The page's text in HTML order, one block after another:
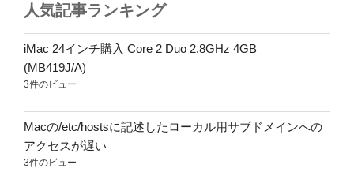
人気記事ランキング
iMac 24インチ購入 Core 2 Duo 2.8GHz 4GB
(MB419J/A)
3件のビュー
Macの/etc/hostsに記述したローカル用サブドメインへの
アクセスが遅い
3件のビュー